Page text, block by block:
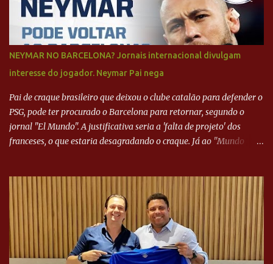
NEYMAR NO BARCELONA? Jornais internacional divulgam
interesse do jogador. Neymar Pai nega
Pai de craque brasileiro que deixou o clube catalão para defender o
PSG, pode ter procurado o Barcelona para retornar, segundo o
jornal "El Mundo". A justificativa seria a 'falta de projeto' dos
franceses, o que estaria desagradando o craque. Já ao "Mundo
Neymar Pai nega